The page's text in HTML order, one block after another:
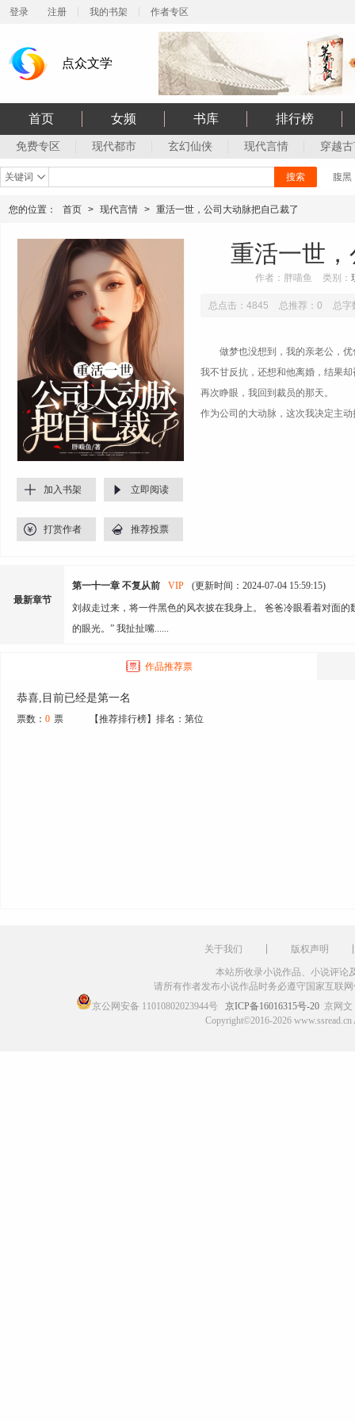
登录 注册 我的书架 作者专区
点众文学
首页 女频 书库 排行榜
免费专区 现代都市 玄幻仙侠 现代言情 穿越
关键词 搜索 腹黑
您的位置： 首页 > 现代言情 > 重活一世，公司大动脉把自己裁了
加入书架 立即阅读
打赏作者 推荐投票
重活一世
作者：胖喵鱼 类别：
总点击：4845 总推荐：0 总字
做梦也没想到，我的亲老公，
我不甘反抗，还想和他离婚，结果
再次睁眼，我回到裁员的那天。
作为公司的大动脉，这次我决定主
最新章节
第一十一章 不复从前 VIP
(更新时间：2024-07-04 15:59:15)
刘叔走过来，将一件黑色的风衣披在我身上。 爸爸冷眼看着对面
的眼光。” 我扯扯嘴......
作品推荐票
恭喜,目前已经是第一名
票数： 0 票 【推荐排行榜】排名：第位
关于我们 版权声明
本站所收录小说作品、小说评论
请所有作者发布小说作品时务必遵守国家互联
京公网安备 11010802023944号
京ICP备16016315号-20 京网文
Copyright©2016-2026